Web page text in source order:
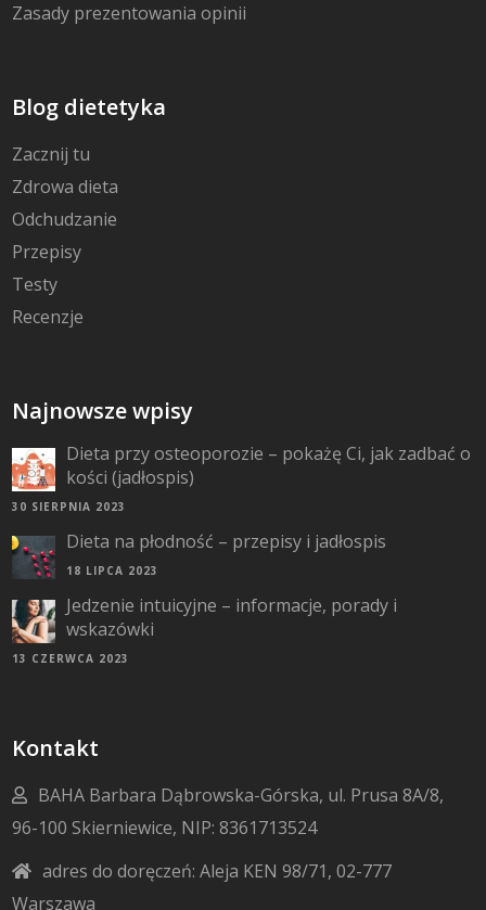
Zasady prezentowania opinii
Blog dietetyka
Zacznij tu
Zdrowa dieta
Odchudzanie
Przepisy
Testy
Recenzje
Najnowsze wpisy
Dieta przy osteoporozie – pokażę Ci, jak zadbać o
kości (jadłospis)
30 SIERPNIA 2023
Dieta na płodność – przepisy i jadłospis
18 LIPCA 2023
Jedzenie intuicyjne – informacje, porady i
wskazówki
13 CZERWCA 2023
Kontakt
BAHA Barbara Dąbrowska-Górska, ul. Prusa 8A/8,
96-100 Skierniewice, NIP: 8361713524
adres do doręczeń: Aleja KEN 98/71, 02-777
Warszawa